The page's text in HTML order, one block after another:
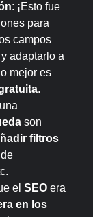
: ¡Esto fue
para
campos
adaptarlo a
mejor es
.
son
filtros
el SEO era
en los